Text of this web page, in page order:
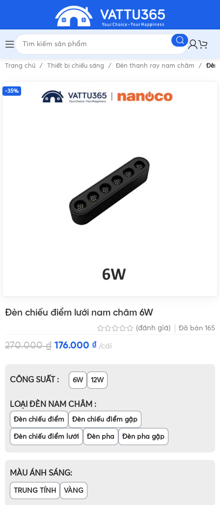
Trang chủ Thiết bị chiếu sáng Đèn thanh ray nam châm Đèn
-35%
Đèn chiếu điểm lưới nam châm 6W
(đánh giá) Đã bán 165
270.000₫ 176.000 ₫ cái
CÔNG SUẤT 6W 12W
LOẠI ĐÈN NAM CHÂM
Đèn chiếu điểm Đèn chiếu điểm gập
Đèn chiếu điểm lưới Đèn pha Đèn pha gập
MÀU ÁNH SÁNG
TRUNG TÍNH VÀNG